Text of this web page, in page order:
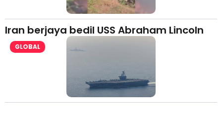
Iran berjaya bedil USS Abraham Lincoln
GLOBAL